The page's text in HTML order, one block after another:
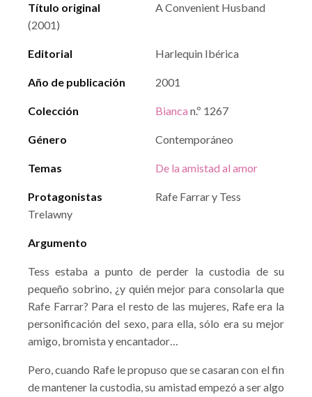
Título original
A Convenient Husband
(2001)
Editorial Harlequin Ibérica
Año de publicación 2001
Colección Bianca n.º 1267
Género Contemporáneo
Temas De la amistad al amor
Protagonistas
Rafe Farrar y Tess
Trelawny
Argumento
Tess estaba a punto de perder la custodia de su
pequeño sobrino, ¿y quién mejor para consolarla que
Rafe Farrar? Para el resto de las mujeres, Rafe era la
personificación del sexo, para ella, sólo era su mejor
amigo, bromista y encantador…
Pero, cuando Rafe le propuso que se casaran con el fin
de mantener la custodia, su amistad empezó a ser algo